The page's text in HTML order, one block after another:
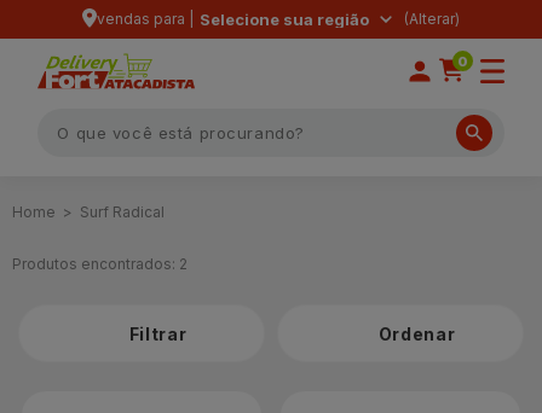
vendas para | Selecione sua região
0
Surf Radical
Produtos encontrados: 2
Filtrar